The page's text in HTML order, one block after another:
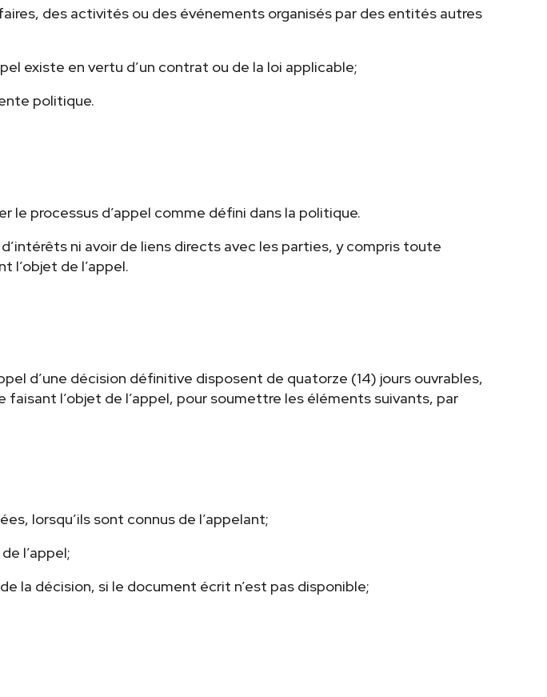
des activités ou des événements organisés par des entités autres
existe en vertu d’un contrat ou de la loi applicable;
politique.
le processus d’appel comme défini dans la politique.
ni avoir de liens directs avec les parties, y compris toute
l’objet de l’appel.
d’une décision définitive disposent de quatorze (14) jours ouvrables,
l’objet de l’appel, pour soumettre les éléments suivants, par
lorsqu’ils sont connus de l’appelant;
l’appel;
la décision, si le document écrit n’est pas disponible;